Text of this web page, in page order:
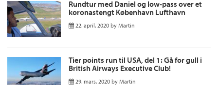
Rundtur med Daniel og low-pass over et
koronastengt København Lufthavn
22. april, 2020 by Martin
Tier points run til USA, del 1: Gå for gull i
British Airways Executive Club!
29. mars, 2020 by Martin